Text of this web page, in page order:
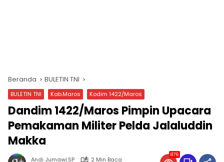
Beranda BULETIN TNI
BULETIN TNI Kab.Maros Kodim 1422/Maros
Dandim 1422/Maros Pimpin Upacara
Pemakaman Militer Pelda Jalaluddin
Makka
Andi Jumawi.SP
2 Min Baca
876